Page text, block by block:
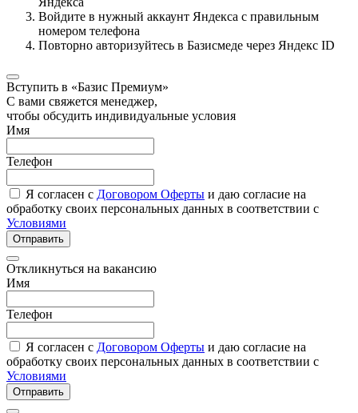
Войдите в нужный аккаунт Яндекса с правильным
номером телефона
Повторно авторизуйтесь в Базисмеде через Яндекс ID
Вступить в «Базис Премиум»
С вами свяжется менеджер,
чтобы обсудить индивидуальные условия
Имя
Телефон
Я согласен с Договором Оферты и даю согласие на
обработку своих персональных данных в соответствии с
Условиями
Отправить
Откликнуться на вакансию
Имя
Телефон
Я согласен с Договором Оферты и даю согласие на
обработку своих персональных данных в соответствии с
Условиями
Отправить